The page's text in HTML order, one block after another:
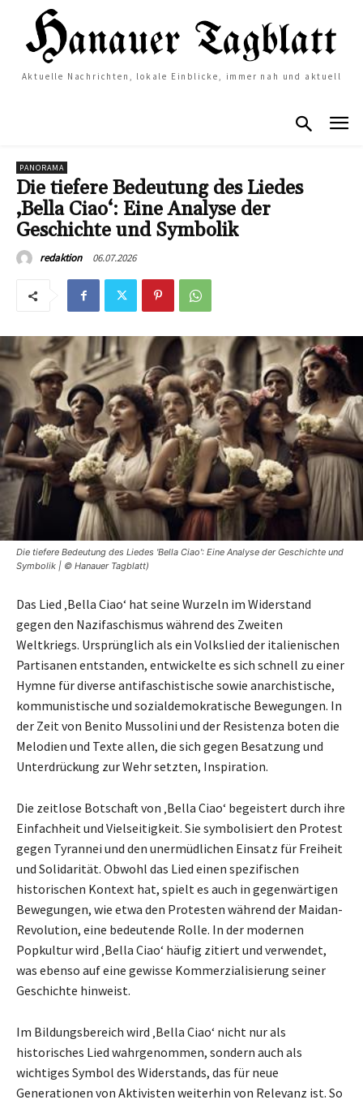
Aktuelle Nachrichten, lokale Einblicke, immer nah und aktuell
PANORAMA
Die tiefere Bedeutung des Liedes
‚Bella Ciao‘: Eine Analyse der
Geschichte und Symbolik
redaktion 06.07.2026
Die tiefere Bedeutung des Liedes 'Bella Ciao': Eine Analyse der Geschichte und
Symbolik | © Hanauer Tagblatt)
Das Lied ‚Bella Ciao‘ hat seine Wurzeln im Widerstand
gegen den Nazifaschismus während des Zweiten
Weltkriegs. Ursprünglich als ein Volkslied der italienischen
Partisanen entstanden, entwickelte es sich schnell zu einer
Hymne für diverse antifaschistische sowie anarchistische,
kommunistische und sozialdemokratische Bewegungen. In
der Zeit von Benito Mussolini und der Resistenza boten die
Melodien und Texte allen, die sich gegen Besatzung und
Unterdrückung zur Wehr setzten, Inspiration.
Die zeitlose Botschaft von ‚Bella Ciao‘ begeistert durch ihre
Einfachheit und Vielseitigkeit. Sie symbolisiert den Protest
gegen Tyrannei und den unermüdlichen Einsatz für Freiheit
und Solidarität. Obwohl das Lied einen spezifischen
historischen Kontext hat, spielt es auch in gegenwärtigen
Bewegungen, wie etwa den Protesten während der Maidan-
Revolution, eine bedeutende Rolle. In der modernen
Popkultur wird ‚Bella Ciao‘ häufig zitiert und verwendet,
was ebenso auf eine gewisse Kommerzialisierung seiner
Geschichte hinweist.
Im Bildungsbereich wird ‚Bella Ciao‘ nicht nur als
historisches Lied wahrgenommen, sondern auch als
wichtiges Symbol des Widerstands, das für neue
Generationen von Aktivisten weiterhin von Relevanz ist. So